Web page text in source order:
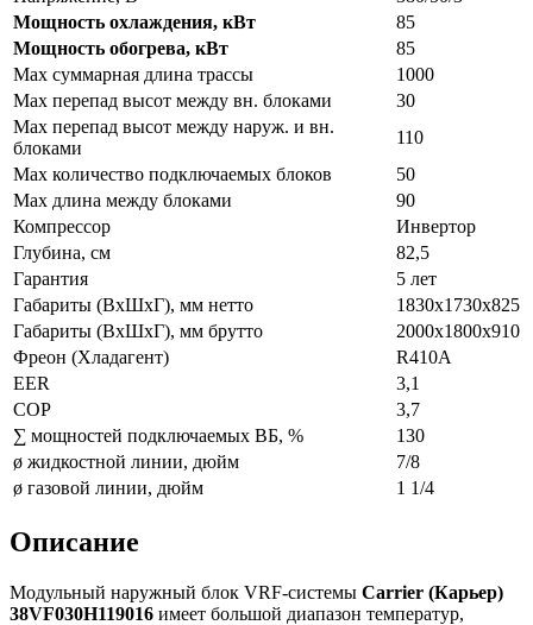
Мощность охлаждения, кВт
85
Мощность обогрева, кВт
85
Max суммарная длина трассы
1000
Max перепад высот между вн. блоками
30
Max перепад высот между наруж. и вн.
блоками
110
Max количество подключаемых блоков
50
Max длина между блоками
90
Компрессор
Инвертор
Глубина, см
82,5
Гарантия
5 лет
Габариты (ВxШxГ), мм нетто
1830х1730х825
Габариты (ВxШxГ), мм брутто
2000x1800x910
Фреон (Хладагент)
R410A
EER
3,1
COP
3,7
∑ мощностей подключаемых ВБ, %
130
ø жидкостной линии, дюйм
7/8
ø газовой линии, дюйм
1 1/4
Описание
Модульный наружный блок VRF-системы Carrier (Карьер)
38VF030H119016 имеет большой диапазон температур,